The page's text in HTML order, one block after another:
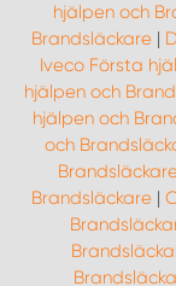
hjälpen och
Brandsläckare|
Iveco Första
hjälpen och
hjälpen och
och
Brandsläckare|